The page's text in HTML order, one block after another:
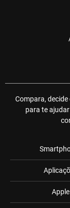
Compara,
para te
Apple